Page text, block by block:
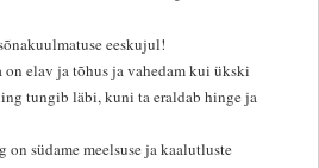
eeskujul!
on elav ja tõhus ja vahedam kui ükski
tungib läbi, kuni ta eraldab hinge ja
südame meelsuse ja kaalutluste